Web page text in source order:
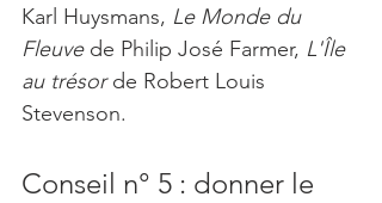
Karl Huysmans, Le Monde du
Fleuve de Philip José Farmer, L'Île
au trésor de Robert Louis
Stevenson.
Conseil n° 5 : donner le